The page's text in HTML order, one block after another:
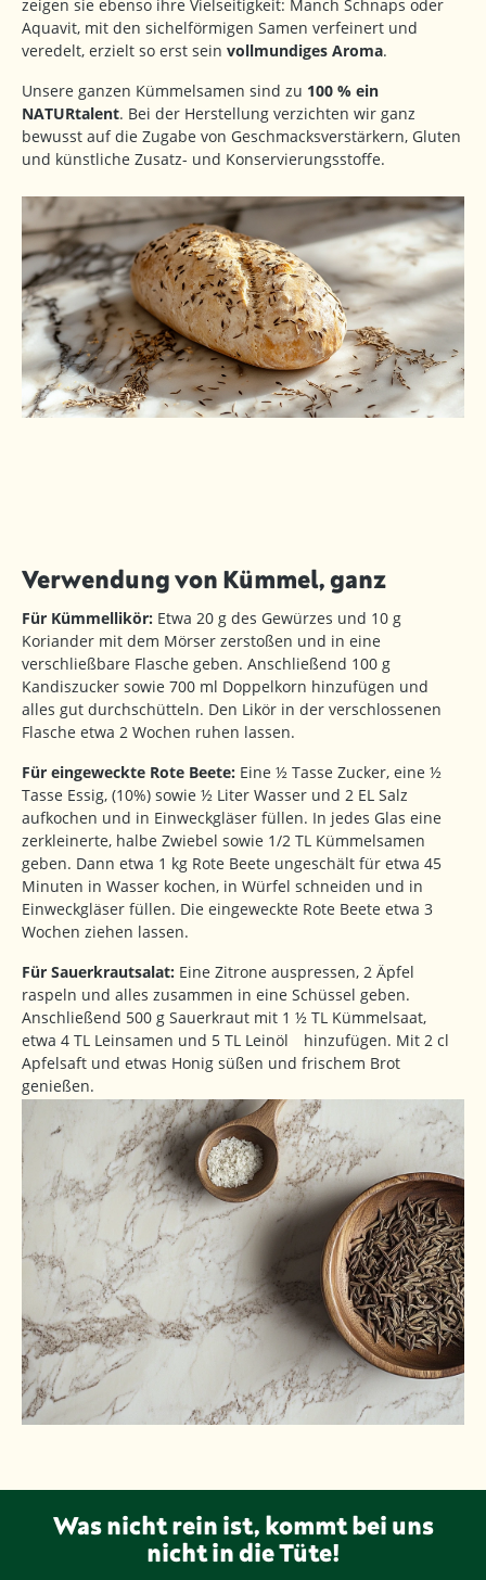
zeigen sie ebenso ihre Vielseitigkeit: Manch Schnaps oder
Aquavit, mit den sichelförmigen Samen verfeinert und
veredelt, erzielt so erst sein vollmundiges Aroma.
Unsere ganzen Kümmelsamen sind zu 100 % ein
NATURtalent. Bei der Herstellung verzichten wir ganz
bewusst auf die Zugabe von Geschmacksverstärkern, Gluten
und künstliche Zusatz- und Konservierungsstoffe.
Verwendung von Kümmel, ganz
Für Kümmellikör: Etwa 20 g des Gewürzes und 10 g
Koriander mit dem Mörser zerstoßen und in eine
verschließbare Flasche geben. Anschließend 100 g
Kandiszucker sowie 700 ml Doppelkorn hinzufügen und
alles gut durchschütteln. Den Likör in der verschlossenen
Flasche etwa 2 Wochen ruhen lassen.
Für eingeweckte Rote Beete: Eine ½ Tasse Zucker, eine ½
Tasse Essig, (10%) sowie ½ Liter Wasser und 2 EL Salz
aufkochen und in Einweckgläser füllen. In jedes Glas eine
zerkleinerte, halbe Zwiebel sowie 1/2 TL Kümmelsamen
geben. Dann etwa 1 kg Rote Beete ungeschält für etwa 45
Minuten in Wasser kochen, in Würfel schneiden und in
Einweckgläser füllen. Die eingeweckte Rote Beete etwa 3
Wochen ziehen lassen.
Für Sauerkrautsalat: Eine Zitrone auspressen, 2 Äpfel
raspeln und alles zusammen in eine Schüssel geben.
Anschließend 500 g Sauerkraut mit 1 ½ TL Kümmelsaat,
etwa 4 TL Leinsamen und 5 TL Leinöl hinzufügen. Mit 2 cl
Apfelsaft und etwas Honig süßen und frischem Brot
genießen.
Was nicht rein ist, kommt bei uns
nicht in die Tüte!